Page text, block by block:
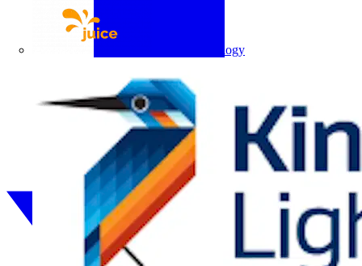
Juice Technology